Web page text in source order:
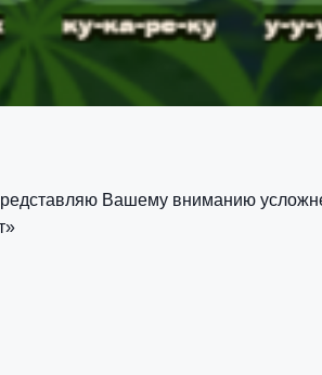
Вашему вниманию